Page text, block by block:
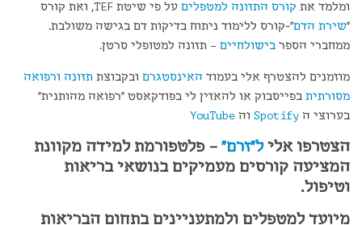
ומלמד את קורס התזונה למטפלים
על פי שיטת TEF, ואת קורס
"שירת הדם"-קורס ללימוד ניתוח בדיקות דם בגישה משולבת.
ממחברי הספר בישולחיים – תזונה למטופלי סרטן.
מוזמנים להצטרף אלי בעמוד האינסטגרם ובקבוצת תזונה ורפואה
מסורתית בפייסבוק או להאזין לי בפודקאסט "רפואה מהותנית"
בערוצי ה Spotify וה YouTube
הצטרפו אלי ל"זרם" – פלטפורמת למידה מקוונת
המציעה קורסים מעמיקים בנושאי בריאות
וטיפול.
מיועד למטפלים ולמתעניינים בתחום הבריאות